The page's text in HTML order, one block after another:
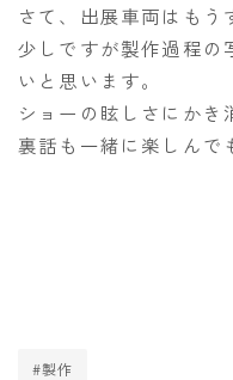
さて、出展車両はもう
少しですが製作過程の
いと思います。
ショーの眩しさにかき
裏話も一緒に楽しんで
#製作